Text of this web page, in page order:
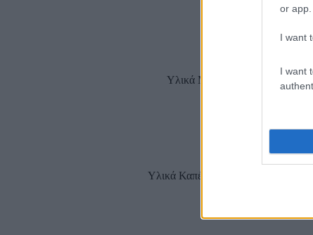
or app.
I want
I want
Υλικά Μπάλα Τα Λυκόπουλα
Υλικά Καπέλο ή κύπελο Χαρτάκια